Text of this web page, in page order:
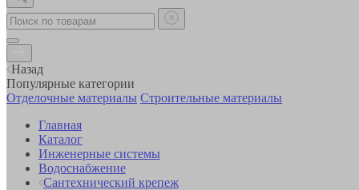
Назад
Популярные категории
Отделочные материалы Строительные материалы
Главная
Каталог
Инженерные системы
Водоснабжение
Сантехнический крепеж